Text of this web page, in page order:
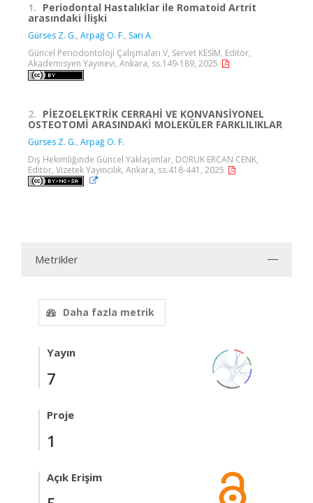
1. Periodontal Hastalıklar ile Romatoid Artrit
arasındaki İlişki
Gürses Z. G., Arpağ O. F., Sarı A.
Güncel Periodontoloji Çalışmaları V, Servet KESİM, Editör,
Akademisyen Yayınevi, Ankara, ss.149-189, 2025
2. PİEZOELEKTRİK CERRAHİ VE KONVANSİYONEL
OSTEOTOMİ ARASINDAKİ MOLEKÜLER FARKLILIKLAR
Gürses Z. G., Arpağ O. F.
Diş Hekimliğinde Güncel Yaklaşımlar, DORUK ERCAN CENK,
Editör, Vizetek Yayıncılık, Ankara, ss.418-441, 2025
Metrikler
Daha fazla metrik
Yayın
7
Proje
1
Açık Erişim